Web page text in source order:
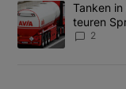
Ein Trendartikel mit
Tanken
teuren
2